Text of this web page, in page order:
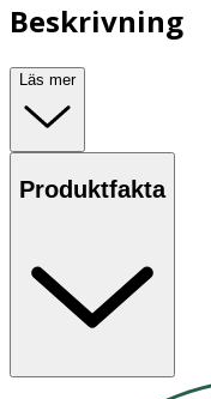
Beskrivning
Läs mer
Produktfakta